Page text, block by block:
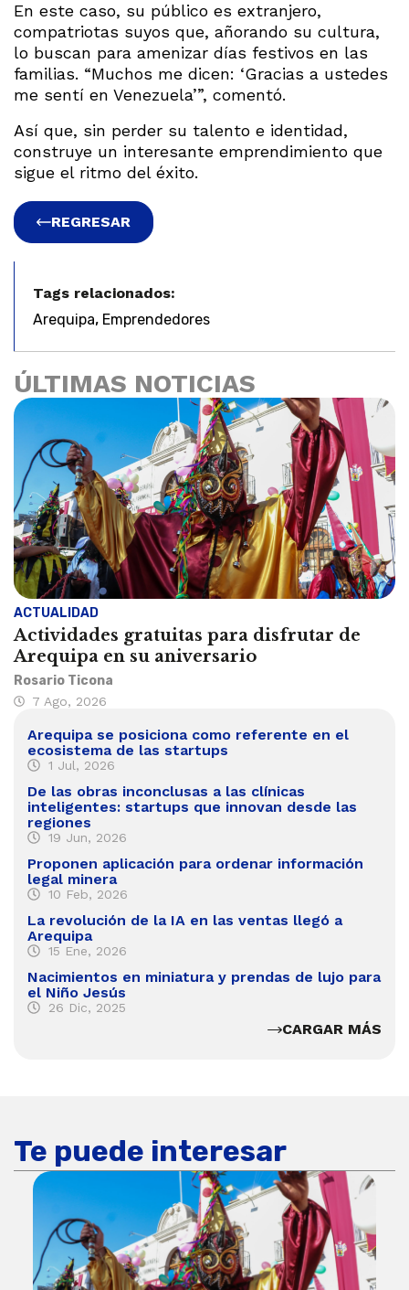
En este caso, su público es extranjero,
compatriotas suyos que, añorando su cultura,
lo buscan para amenizar días festivos en las
familias. “Muchos me dicen: ‘Gracias a ustedes
me sentí en Venezuela’”, comentó.
Así que, sin perder su talento e identidad,
construye un interesante emprendimiento que
sigue el ritmo del éxito.
REGRESAR
Tags relacionados:
Arequipa, Emprendedores
ÚLTIMAS NOTICIAS
ACTUALIDAD
Actividades gratuitas para disfrutar de
Arequipa en su aniversario
Rosario Ticona
7 Ago, 2026
Arequipa se posiciona como referente en el
ecosistema de las startups
1 Jul, 2026
De las obras inconclusas a las clínicas
inteligentes: startups que innovan desde las
regiones
19 Jun, 2026
Proponen aplicación para ordenar información
legal minera
10 Feb, 2026
La revolución de la IA en las ventas llegó a
Arequipa
15 Ene, 2026
Nacimientos en miniatura y prendas de lujo para
el Niño Jesús
26 Dic, 2025
CARGAR MÁS
Te puede interesar